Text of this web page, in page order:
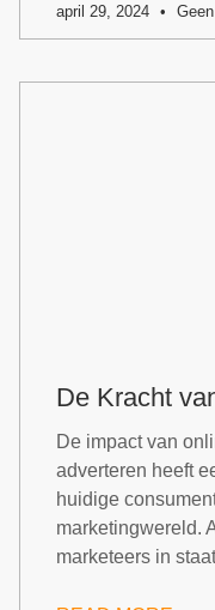
april 29, 2024
De Kracht
De impact van
adverteren heeft
huidige
marketingwereld.
marketeers in staat